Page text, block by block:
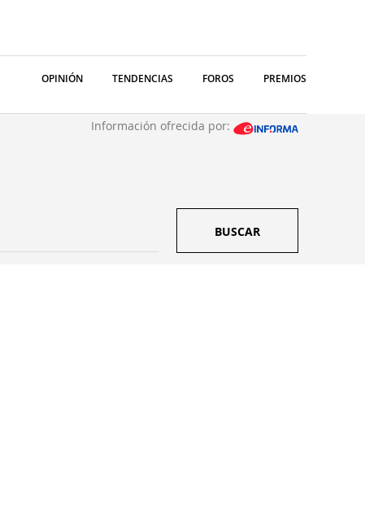
OPINIÓN TENDENCIAS FOROS PREMIOS
Información ofrecida por:
BUSCAR